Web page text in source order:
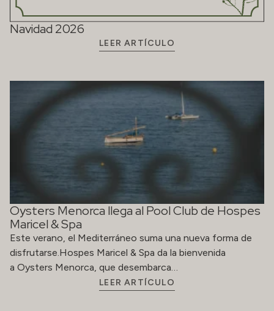
Navidad 2026
LEER ARTÍCULO
Oysters Menorca llega al Pool Club de Hospes
Maricel & Spa
Este verano, el Mediterráneo suma una nueva forma de
disfrutarse.Hospes Maricel & Spa da la bienvenida
a Oysters Menorca, que desembarca…
LEER ARTÍCULO